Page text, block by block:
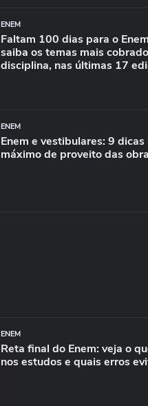
ENEM
Faltam 100 dias para o
saiba os temas mais
disciplina, nas últimas 17
ENEM
Enem e vestibulares: 9
máximo de proveito das
ENEM
Reta final do Enem: veja o
nos estudos e quais erros